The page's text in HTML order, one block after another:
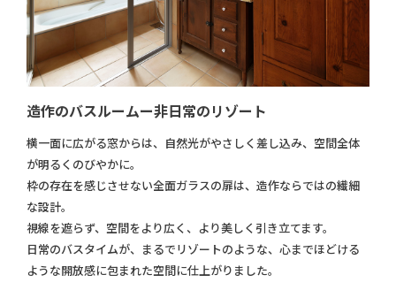
造作のバスルームー非日常のリゾート
横一面に広がる窓からは、自然光がやさしく差し込み、空間全体
が明るくのびやかに。
枠の存在を感じさせない全面ガラスの扉は、造作ならではの繊細
な設計。
視線を遮らず、空間をより広く、より美しく引き立てます。
日常のバスタイムが、まるでリゾートのような、心までほどける
ような開放感に包まれた空間に仕上がりました。